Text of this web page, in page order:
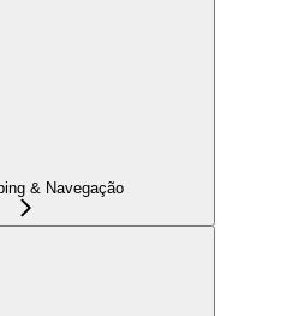
& Navegação